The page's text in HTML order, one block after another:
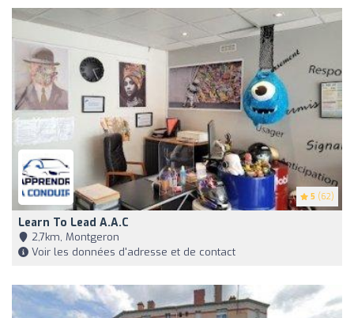
5 (62)
Learn To Lead A.a.c
2,7km, Montgeron
Voir les données d'adresse et de contact